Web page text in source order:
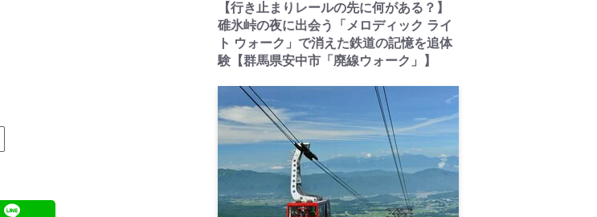
【行き止まりレールの先に何がある？】
碓氷峠の夜に出会う「メロディック ライ
ト ウォーク」で消えた鉄道の記憶を追体
験【群馬県安中市「廃線ウォーク」】